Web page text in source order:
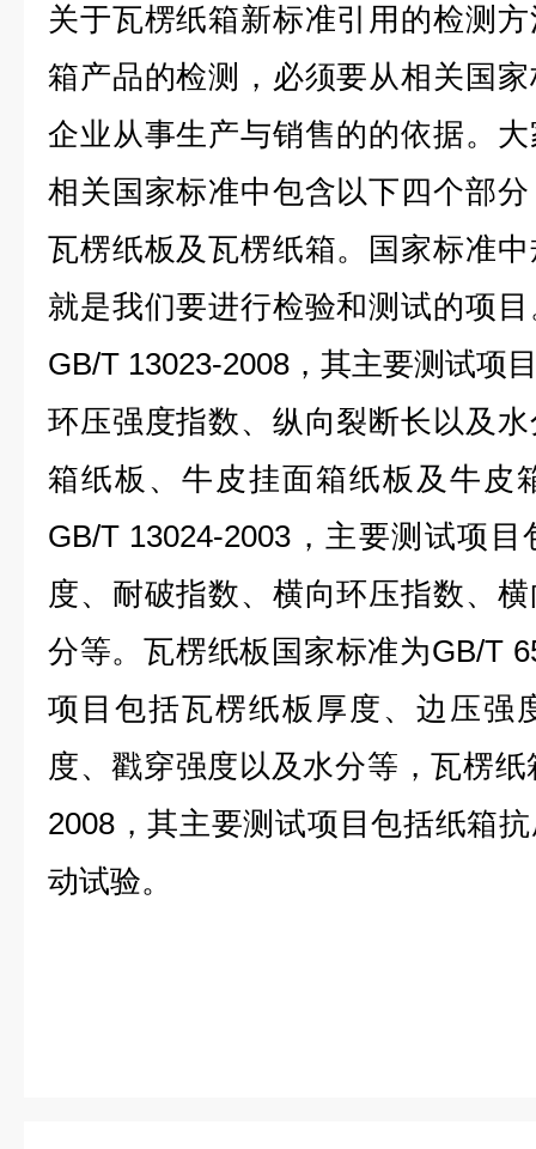
关于瓦楞纸箱新标准引用的检测
箱产品的检测，必须要从相关国
企业从事生产与销售的的依据。
相关国家标准中包含以下四个部
瓦楞纸板及瓦楞纸箱。国家标准
就是我们要进行检验和测试的项
GB/T 13023-2008，其主要测试项
环压强度指数、纵向裂断长以及
箱纸板、牛皮挂面箱纸板及牛皮
GB/T 13024-2003，主要测试项
度、耐破指数、横向环压指数、
分等。瓦楞纸板国家标准为GB/T
项目包括瓦楞纸板厚度、边压强
度、戳穿强度以及水分等，瓦楞
2008，其主要测试项目包括纸箱
动试验。